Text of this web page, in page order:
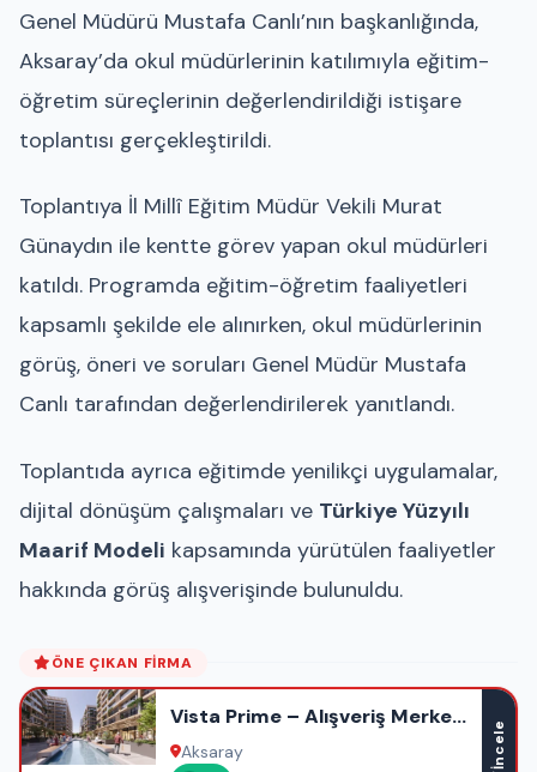
Genel Müdürü Mustafa Canlı’nın başkanlığında,
Aksaray’da okul müdürlerinin katılımıyla eğitim-
öğretim süreçlerinin değerlendirildiği istişare
toplantısı gerçekleştirildi.
Toplantıya İl Millî Eğitim Müdür Vekili Murat
Günaydın ile kentte görev yapan okul müdürleri
katıldı. Programda eğitim-öğretim faaliyetleri
kapsamlı şekilde ele alınırken, okul müdürlerinin
görüş, öneri ve soruları Genel Müdür Mustafa
Canlı tarafından değerlendirilerek yanıtlandı.
Toplantıda ayrıca eğitimde yenilikçi uygulamalar,
dijital dönüşüm çalışmaları ve Türkiye Yüzyılı
Maarif Modeli kapsamında yürütülen faaliyetler
hakkında görüş alışverişinde bulunuldu.
ÖNE ÇIKAN FIRMA
Vista Prime – Alışveriş Merkezi
– Ofis – Otel – Rezidans
Aksaray İncele